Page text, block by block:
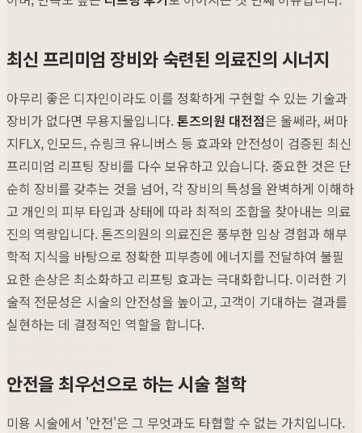
최신 프리미엄 장비와 숙련된 의료진의 시너지
아무리 좋은 디자인이라도 이를 정확하게 구현할 수 있는 기술과
장비가 없다면 무용지물입니다.톤즈의원 대전점은 울쎄라, 써마
지FLX, 인모드, 슈링크 유니버스 등 효과와 안전성이 검증된 최신
프리미엄 리프팅 장비를 다수 보유하고 있습니다. 중요한 것은 단
순히 장비를 갖추는 것을 넘어, 각 장비의 특성을 완벽하게 이해하
고 개인의 피부 타입과 상태에 따라 최적의 조합을 찾아내는 의료
진의 역량입니다. 톤즈의원의 의료진은 풍부한 임상 경험과 해부
학적 지식을 바탕으로 정확한 피부층에 에너지를 전달하여 불필
요한 손상은 최소화하고 리프팅 효과는 극대화합니다. 이러한 기
술적 전문성은 시술의 안전성을 높이고, 고객이 기대하는 결과를
실현하는 데 결정적인 역할을 합니다.
안전을 최우선으로 하는 시술 철학
미용 시술에서 '안전'은 그 무엇과도 타협할 수 없는 가치입니다.